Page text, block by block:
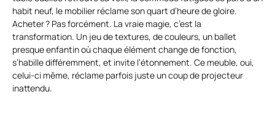
habit neuf, le mobilier réclame son quart d’heure de gloire.
Acheter ? Pas forcément. La vraie magie, c’est la
transformation. Un jeu de textures, de couleurs, un ballet
presque enfantin où chaque élément change de fonction,
s’habille différemment, et invite l’étonnement. Ce meuble, oui,
celui-ci même, réclame parfois juste un coup de projecteur
inattendu.